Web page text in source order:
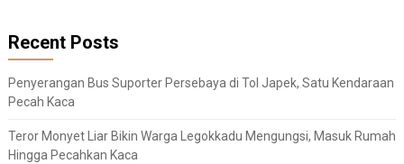
Recent Posts
Penyerangan Bus Suporter Persebaya di Tol Japek, Satu Kendaraan
Pecah Kaca
Teror Monyet Liar Bikin Warga Legokkadu Mengungsi, Masuk Rumah
Hingga Pecahkan Kaca